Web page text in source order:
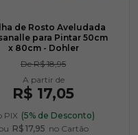
de Rosto Aveludada
para Pintar 50cm
x 80cm - Dohler
DeR$ 18,95
R$ 17,05
PIX (5% de Desconto)
R$ 17,95 no Cartão